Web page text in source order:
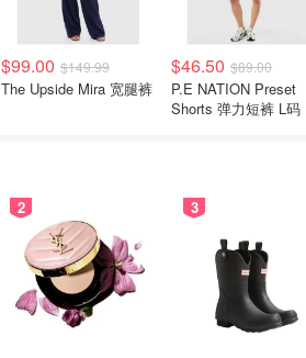
$99.00 $149.99
The Upside Mira 宽腿裤
$46.50 $89.00
P.E NATION Preset
Shorts 弹力短裤 L码
2 3